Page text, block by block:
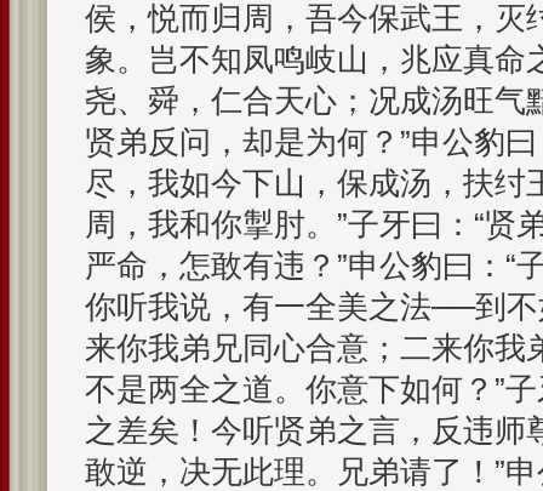
侯，悦而归周，吾今保武王，灭
象。岂不知凤鸣岐山，兆应真命
尧、舜，仁合天心；况成汤旺气
贤弟反问，却是为何？”申公豹
尽，我如今下山，保成汤，扶纣
周，我和你掣肘。”子牙曰：“贤
严命，怎敢有违？”申公豹曰：“
你听我说，有一全美之法──到
来你我弟兄同心合意；二来你我
不是两全之道。你意下如何？”
之差矣！今听贤弟之言，反违师
敢逆，决无此理。兄弟请了！”